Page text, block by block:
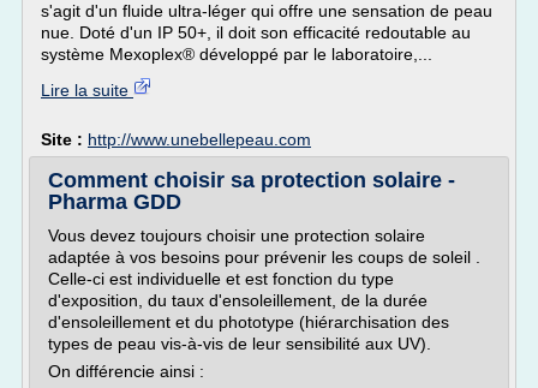
s'agit d'un fluide ultra-léger qui offre une sensation de peau
nue. Doté d'un IP 50+, il doit son efficacité redoutable au
système Mexoplex® développé par le laboratoire,...
Lire la suite
Site : http://www.unebellepeau.com
Comment choisir sa protection solaire -
Pharma GDD
Vous devez toujours choisir une protection solaire
adaptée à vos besoins pour prévenir les coups de soleil .
Celle-ci est individuelle et est fonction du type
d'exposition, du taux d'ensoleillement, de la durée
d'ensoleillement et du phototype (hiérarchisation des
types de peau vis-à-vis de leur sensibilité aux UV).
On différencie ainsi :